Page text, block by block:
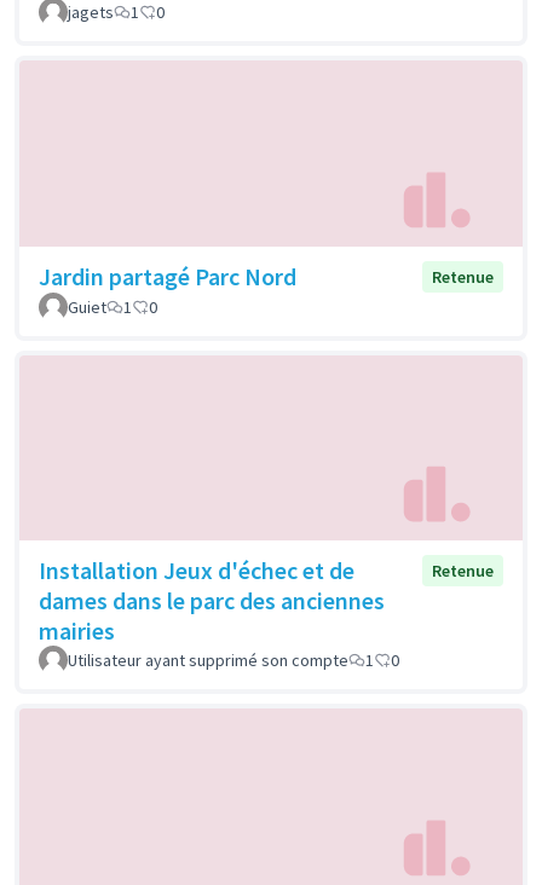
jagets 1 0
Jardin partagé Parc Nord
Retenue
Guiet
1 0
Installation Jeux d'échec et de
dames dans le parc des anciennes
mairies
Retenue
Utilisateur ayant supprimé son compte 1 0